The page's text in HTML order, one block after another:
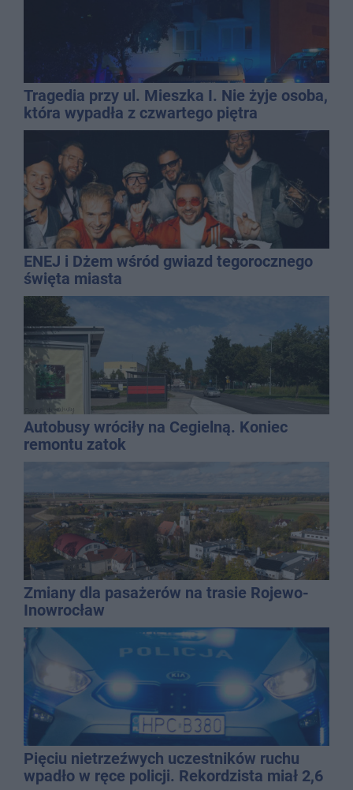
Tragedia przy ul. Mieszka I. Nie żyje osoba,
która wypadła z czwartego piętra
ENEJ i Dżem wśród gwiazd tegorocznego
święta miasta
Autobusy wróciły na Cegielną. Koniec
remontu zatok
Zmiany dla pasażerów na trasie Rojewo-
Inowrocław
Pięciu nietrzeźwych uczestników ruchu
wpadło w ręce policji. Rekordzista miał 2,6